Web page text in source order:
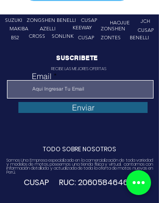
SUZUKI
ZONGSHEN
MAKIBA
AZELLI
BENELLI
CUSAP
KEEWAY
B52
CROSS SONLINK CUSAP
HAOJUE
JCH
ZONSHEN
ZONTES
CUSAP
BENELLI
SUSCRIBETE
RECIBE LAS MEJORES OFERTAS
Email
Enviar
TODO SOBRE NOSOTROS
Somos Una Empresa especializado en la comercialización de toda variedad
y modelos de motos, poseemos una tienda física y virtual. contamos con
información detallada y actualizada de toda la oferta de motos nuevas en
Perú.
CUSAP RUC:20605846468